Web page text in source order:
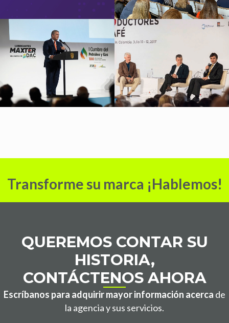
Transforme su marca ¡Hablemos!
QUEREMOS CONTAR SU
HISTORIA,
CONTÁCTENOS AHORA
Escríbanos para adquirir mayor información acerca de
la agencia y sus servicios.